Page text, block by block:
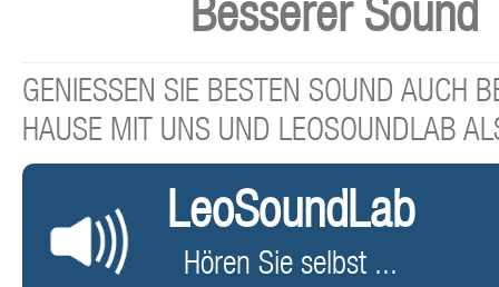
Besserer Sound
GENIESSEN SIE BESTEN SOUND AUCH
HAUSE MIT UNS UND LEOSOUNDLAB
LeoSoundLab
Hören Sie selbst ...